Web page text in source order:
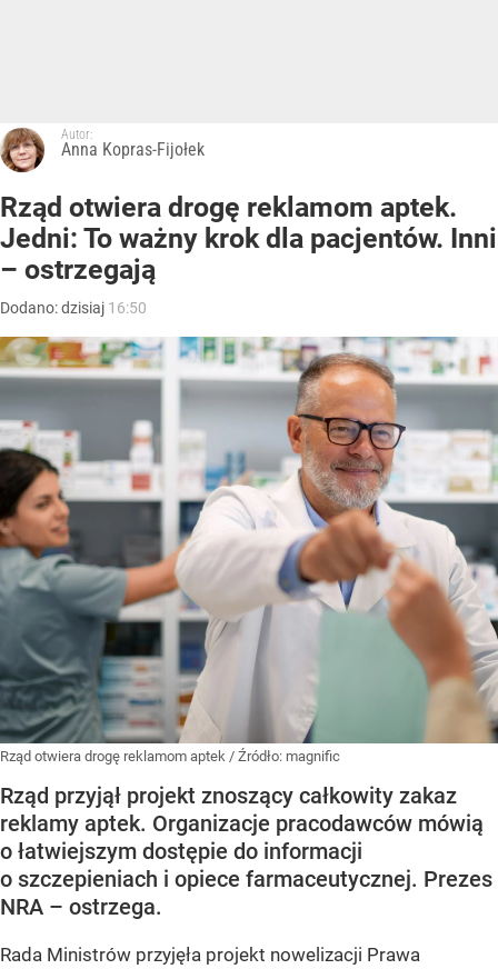
Autor:
Anna Kopras-Fijołek
Rząd otwiera drogę reklamom aptek.
Jedni: To ważny krok dla pacjentów. Inni
– ostrzegają
Dodano:dzisiaj 16:50
Rząd otwiera drogę reklamom aptek / Źródło: magnific
Rząd przyjął projekt znoszący całkowity zakaz
reklamy aptek. Organizacje pracodawców mówią
o łatwiejszym dostępie do informacji
o szczepieniach i opiece farmaceutycznej. Prezes
NRA – ostrzega.
Rada Ministrów przyjęła projekt nowelizacji Prawa